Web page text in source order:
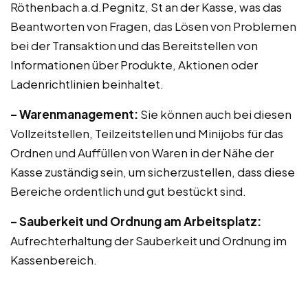
Röthenbach a.d.Pegnitz, St an der Kasse, was das
Beantworten von Fragen, das Lösen von Problemen
bei der Transaktion und das Bereitstellen von
Informationen über Produkte, Aktionen oder
Ladenrichtlinien beinhaltet.
– Warenmanagement: Sie können auch bei diesen
Vollzeitstellen, Teilzeitstellen und Minijobs für das
Ordnen und Auffüllen von Waren in der Nähe der
Kasse zuständig sein, um sicherzustellen, dass diese
Bereiche ordentlich und gut bestückt sind.
– Sauberkeit und Ordnung am Arbeitsplatz:
Aufrechterhaltung der Sauberkeit und Ordnung im
Kassenbereich.